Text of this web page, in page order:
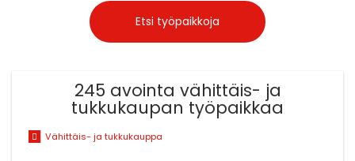
245 avointa vähittäis- ja
tukkukaupan työpaikkaa
Vähittäis- ja tukkukauppa